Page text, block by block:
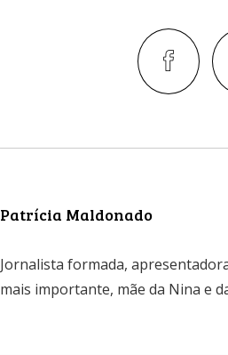
Patrícia Maldonado
Jornalista formada,
mais importante, mãe da Nina e